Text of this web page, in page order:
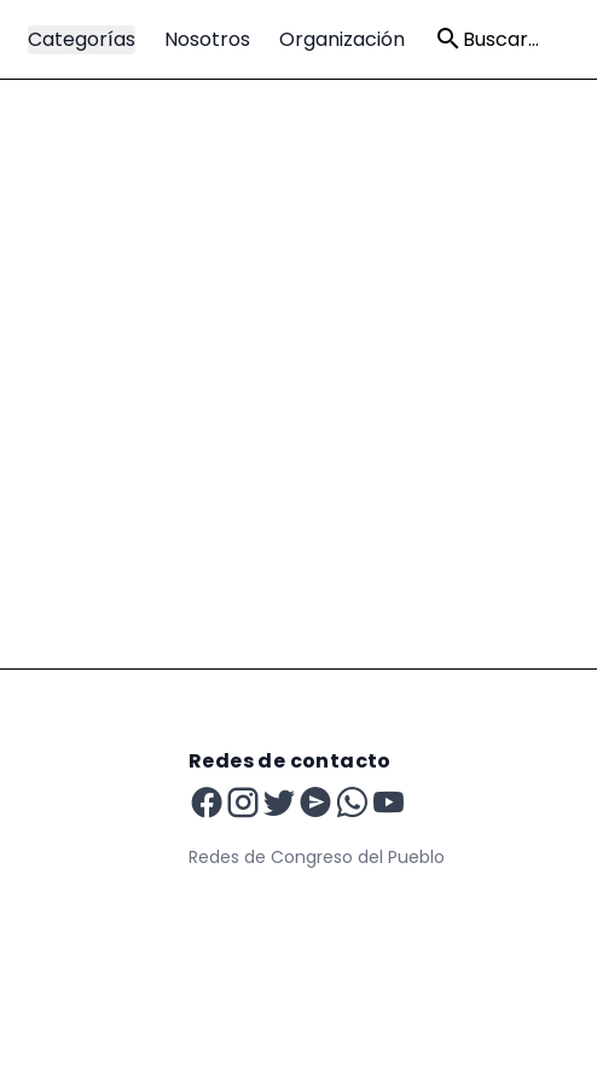
Categorías Nosotros Organización Buscar...
Redes de contacto
Redes de Congreso del Pueblo